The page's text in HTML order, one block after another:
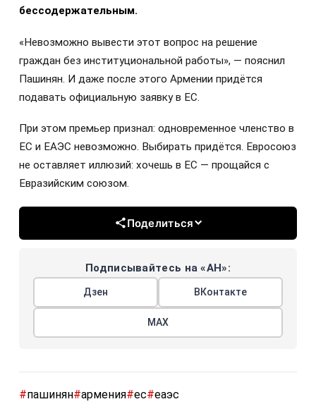
бессодержательным.
«Невозможно вывести этот вопрос на решение
граждан без институциональной работы», — пояснил
Пашинян. И даже после этого Армении придётся
подавать официальную заявку в ЕС.
При этом премьер признал: одновременное членство в
ЕС и ЕАЭС невозможно. Выбирать придётся. Евросоюз
не оставляет иллюзий: хочешь в ЕС — прощайся с
Евразийским союзом.
Поделиться
Подписывайтесь на «АН»:
Дзен ВКонтакте
МАХ
#пашинян#армения#ес#еаэс